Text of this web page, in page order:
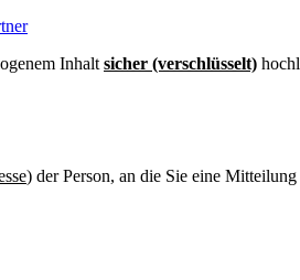
Inhalt sicher (verschlüsselt)
) der Person, an die Sie eine